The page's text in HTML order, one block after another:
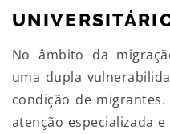
No âmbito da
uma dupla
condição de
atenção especializada